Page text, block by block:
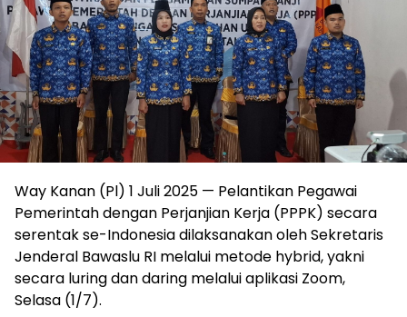
Way Kanan (Pl) 1 Juli 2025 — Pelantikan Pegawai
Pemerintah dengan Perjanjian Kerja (PPPK) secara
serentak se-Indonesia dilaksanakan oleh Sekretaris
Jenderal Bawaslu RI melalui metode hybrid, yakni
secara luring dan daring melalui aplikasi Zoom,
Selasa (1/7).